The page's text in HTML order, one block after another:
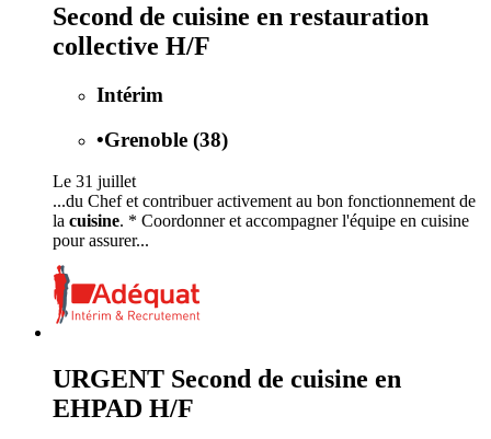
Second de cuisine en restauration
collective H/F
Intérim
•Grenoble (38)
Le 31 juillet
...du Chef et contribuer activement au bon fonctionnement de
la cuisine. * Coordonner et accompagner l'équipe en cuisine
pour assurer...
URGENT Second de cuisine en
EHPAD H/F